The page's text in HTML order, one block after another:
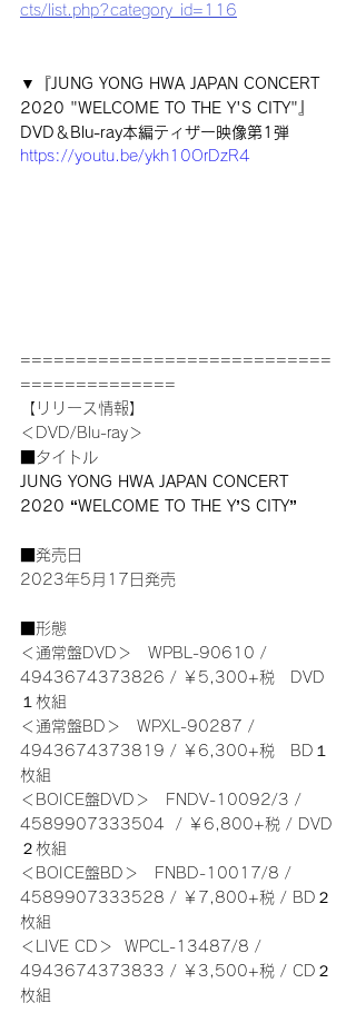
cts/list.php?category_id=116
▼『JUNG YONG HWA JAPAN CONCERT
2020 "WELCOME TO THE Y'S CITY"』
DVD＆Blu-ray本編ティザー映像第1弾
https://youtu.be/ykh10OrDzR4
============================
==============
【リリース情報】
＜DVD/Blu-ray＞
■タイトル
JUNG YONG HWA JAPAN CONCERT
2020 “WELCOME TO THE Y’S CITY”
■発売日
2023年5月17日発売
■形態
＜通常盤DVD＞　WPBL-90610 /
4943674373826 / ￥5,300+税　DVD
１枚組
＜通常盤BD＞　WPXL-90287 /
4943674373819 / ￥6,300+税　BD１
枚組
＜BOICE盤DVD＞　FNDV-10092/3 /
4589907333504  / ￥6,800+税 / DVD
２枚組
＜BOICE盤BD＞　FNBD-10017/8 /
4589907333528 / ￥7,800+税 / BD２
枚組
＜LIVE CD＞  WPCL-13487/8 /
4943674373833 / ￥3,500+税 / CD２
枚組